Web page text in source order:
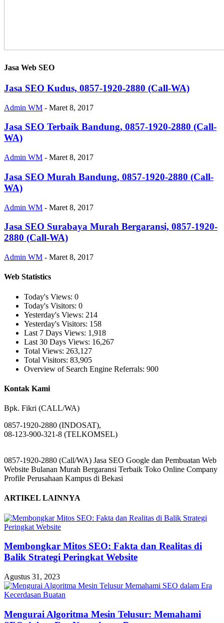
Jasa Web SEO
Jasa SEO Kudus, 0857-1920-2880 (Call-WA)
Admin WM - Maret 8, 2017
Jasa SEO Terbaik Bandung, 0857-1920-2880 (Call-
WA)
Admin WM - Maret 8, 2017
Jasa SEO Murah Bandung, 0857-1920-2880 (Call-
WA)
Admin WM - Maret 8, 2017
Jasa SEO Surabaya Murah Bergaransi, 0857-1920-
2880 (Call-WA)
Admin WM - Maret 8, 2017
Web Statistics
Today's Views: 0
Today's Visitors: 0
Yesterday's Views: 214
Yesterday's Visitors: 158
Last 7 Days Views: 1,918
Last 30 Days Views: 16,267
Total Views: 263,127
Total Visitors: 83,905
Overview of Search Engine Referrals: 900
Kontak Kami
Bpk. Fikri (CALL/WA)
0857-1920-2880 (INDOSAT),
08-123-900-321-8 (TELKOMSEL)
0857-1920-2880 (Call/WA) Jasa SEO Google dan Pembuatan Web
Website Bulanan Murah Bergaransi Terbaik Toko Online Company
Profile Perusahaan Kampus di Bekasi
ARTIKEL LAINNYA
Membongkar Mitos SEO: Fakta dan Realitas di
Balik Strategi Peringkat Website
Agustus 31, 2023
Mengurai Algoritma Mesin Telusur: Memahami